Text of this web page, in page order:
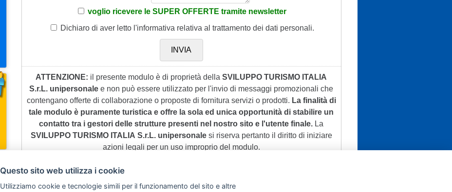
voglio ricevere le SUPER OFFERTE tramite newsletter
Dichiaro di aver letto l'informativa relativa al trattamento dei dati personali.
ATTENZIONE: il presente modulo è di proprietà dellaSVILUPPO TURISMO ITALIA
S.r.L. unipersonale e non può essere utilizzato per l'invio di messaggi promozionali che
contengano offerte di collaborazione o proposte di fornitura servizi o prodotti. La finalità di
tale modulo è puramente turistica e offre la sola ed unica opportunità di stabilire un
contatto tra i gestori delle strutture presenti nel nostro sito e l'utente finale. La
SVILUPPO TURISMO ITALIA S.r.L. unipersonalesi riserva pertanto il diritto di iniziare
azioni legali per un uso improprio del modulo.
Questo sito web utilizza i cookie
Utilizziamo cookie e tecnologie simili per il funzionamento del sito e altre